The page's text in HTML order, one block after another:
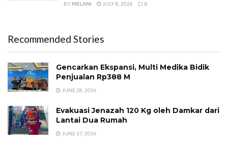
BY MELANI JULY 8, 2026 0
Recommended Stories
Gencarkan Ekspansi, Multi Medika Bidik
Penjualan Rp388 M
JUNE 28, 2026
Evakuasi Jenazah 120 Kg oleh Damkar dari
Lantai Dua Rumah
JUNE 17, 2026